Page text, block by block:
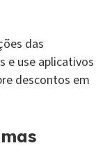
das
e use aplicativos
descontos em